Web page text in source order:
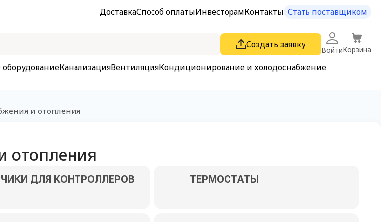
ДоставкаСпособ оплатыИнвесторамКонтакты Стать поставщиком
Создать заявку
ВойтиКорзина
оборудованиеКанализацияВентиляцияКондиционирование и холодоснабжение
и отопления
отопления
ДЛЯ КОНТРОЛЛЕРОВ ТЕРМОСТАТЫ